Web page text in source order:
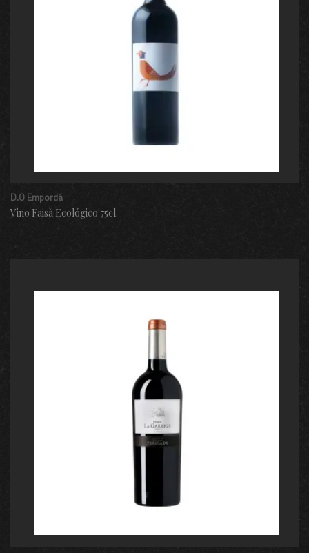
D.O Empordá
Vino Faisà Ecológico 75cl.